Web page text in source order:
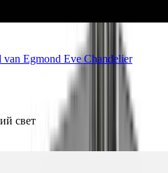
Egmond Eve Chandelier
свет